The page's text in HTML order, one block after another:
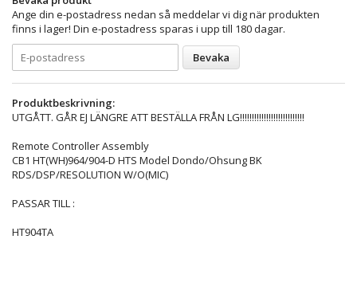
Ange din e-postadress nedan så meddelar vi dig när produkten
finns i lager! Din e-postadress sparas i upp till 180 dagar.
Bevaka
Produktbeskrivning:
UTGÅTT. GÅR EJ LÄNGRE ATT BESTÄLLA FRÅN LG!!!!!!!!!!!!!!!!!!!!!!!!!!!
Remote Controller Assembly
CB1 HT(WH)964/904-D HTS Model Dondo/Ohsung BK
RDS/DSP/RESOLUTION W/O(MIC)
PASSAR TILL :
HT904TA